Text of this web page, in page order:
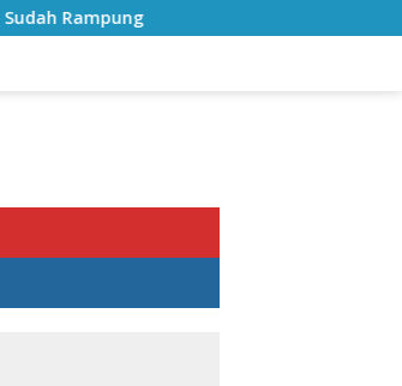
Bulan Kemerdekaan, Bupati Lampung